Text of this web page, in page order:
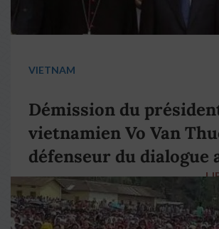
VIETNAM
Démission du
vietnamien Vo Van
défenseur du dialogue
pape François